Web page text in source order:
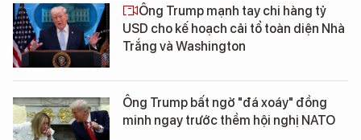
Ông Trump mạnh tay chi hàng tỷ
USD cho kế hoạch cải tổ toàn diện Nhà
Trắng và Washington
Ông Trump bất ngờ "đá xoáy" đồng
minh ngay trước thềm hội nghị NATO